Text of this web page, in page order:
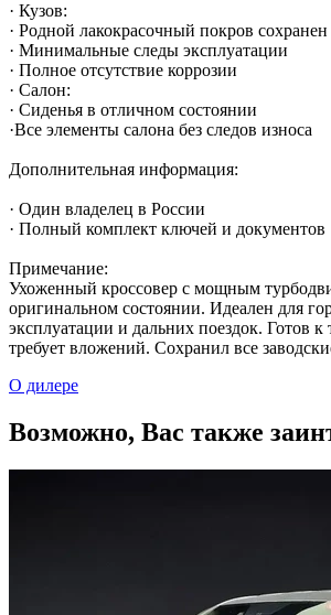
· Кузов:
· Родной лакокрасочный покров сохранен
· Минимальные следы эксплуатации
· Полное отсутствие коррозии
· Салон:
· Сиденья в отличном состоянии
·Все элементы салона без следов износа
Дополнительная информация:
· Один владелец в России
· Полный комплект ключей и документов
Примечание:
Ухоженный кроссовер с мощным
оригинальном состоянии. Идеален для
эксплуатации и дальних поездок. Готов к
требует вложений. Сохранил все
О дилере
Возможно, Вас также